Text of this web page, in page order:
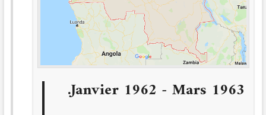
Janvier 1962 - Mars 1963.